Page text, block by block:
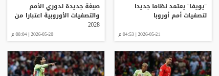
"يويفا" يعتمد نظاما جديدا
لتصفيات أمم أوروبا
2026-05-21 | 04:53 م
صيغة جديدة لدوري الأمم
والتصفيات الأوروبية اعتبارا من
2028
2026-05-20 | 08:04 م